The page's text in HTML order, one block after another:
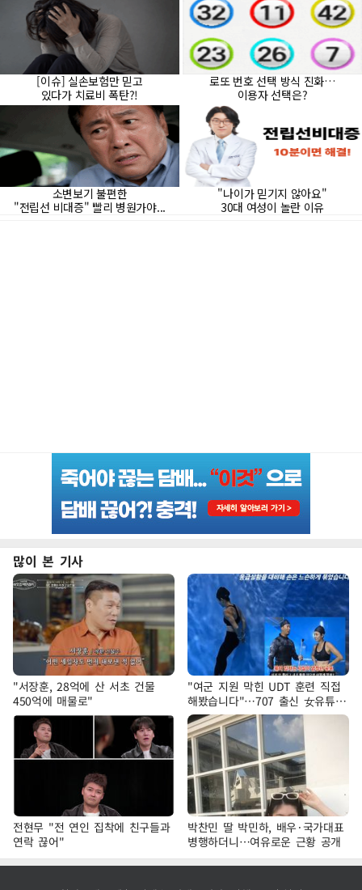
많이 본 기사
"서장훈, 28억에 산 서초 건물
450억에 매물로"
"여군 지원 막힌 UDT 훈련 직접
해봤습니다"…707 출신 女유튜버
'완벽 소화'
전현무 "전 연인 집착에 친구들과
연락 끊어"
박찬민 딸 박민하, 배우·국가대표
병행하더니…여유로운 근황 공개